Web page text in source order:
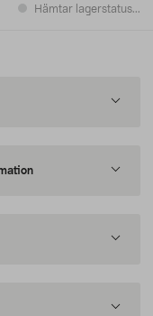
Hämtar lagerstatus...